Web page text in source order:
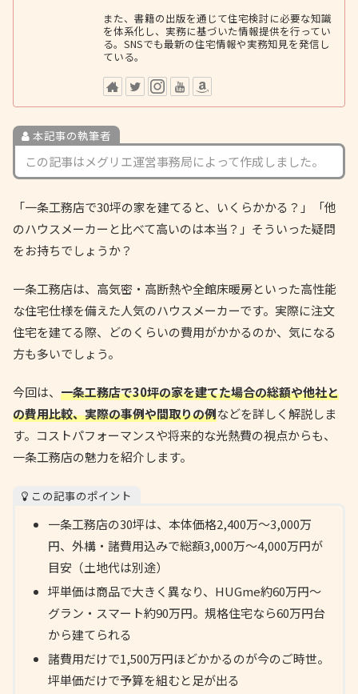
また、書籍の出版を通じて住宅検討に必要な知識
を体系化し、実務に基づいた情報提供を行ってい
る。SNSでも最新の住宅情報や実務知見を発信し
ている。
本記事の執筆者
この記事はメグリエ運営事務局によって作成しました。
「一条工務店で30坪の家を建てると、いくらかかる？」「他
のハウスメーカーと比べて高いのは本当？」そういった疑問
をお持ちでしょうか？
一条工務店は、高気密・高断熱や全館床暖房といった高性能
な住宅仕様を備えた人気のハウスメーカーです。実際に注文
住宅を建てる際、どのくらいの費用がかかるのか、気になる
方も多いでしょう。
今回は、 一条工務店で30坪の家を建てた場合の総額や他社と
の費用比較、実際の事例や間取りの例などを詳しく解説しま
す。コストパフォーマンスや将来的な光熱費の視点からも、
一条工務店の魅力を紹介します。
この記事のポイント
一条工務店の30坪は、本体価格2,400万〜3,000万
円、外構・諸費用込みで総額3,000万〜4,000万円が
目安（土地代は別途）
坪単価は商品で大きく異なり、HUGme約60万円〜
グラン・スマート約90万円。規格住宅なら60万円台
から建てられる
諸費用だけで1,500万円ほどかかるのが今のご時世。
坪単価だけで予算を組むと足が出る